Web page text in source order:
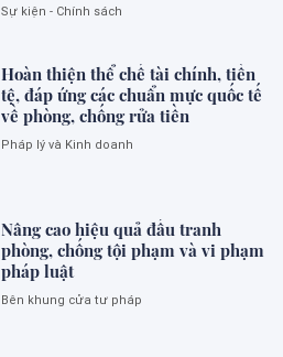
Sự kiện - Chính sách
Hoàn thiện thể chế tài chính, tiền
tệ, đáp ứng các chuẩn mực quốc tế
về phòng, chống rửa tiền
Pháp lý và Kinh doanh
Nâng cao hiệu quả đấu tranh
phòng, chống tội phạm và vi phạm
pháp luật
Bên khung cửa tư pháp